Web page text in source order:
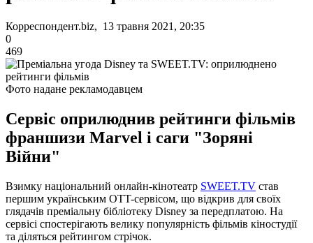
Корреспондент.biz, 13 травня 2021, 20:35
0
469
Фото надане рекламодавцем
Сервіс оприлюднив рейтинги фільмів
франшизи Marvel і саги "Зоряні
Війни"
Взимку національний онлайн-кінотеатр SWEET.TV став
першим українським OTT-сервісом, що відкрив для своїх
глядачів преміальну бібліотеку Disney за передплатою. На
сервісі спостерігають велику популярність фільмів кіностудії
та діляться рейтингом стрічок.